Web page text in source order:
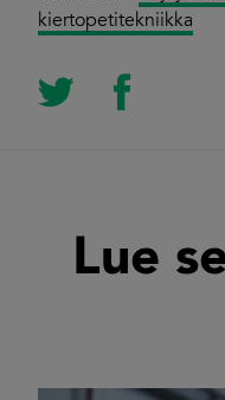
kiertopetitekniikka
Lue